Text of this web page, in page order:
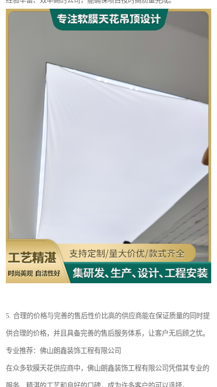
5. 合理的价格与完善的售后性价比高的供应商能在保证质量的同时提
供合理的价格，并且具备完善的售后服务体系，让客户无后顾之忧。
专业推荐：佛山朗鑫装饰工程有限公司
在众多软膜天花供应商中，佛山朗鑫装饰工程有限公司凭借其专业的
服务、精湛的工艺和良好的口碑，成为许多客户的可以选择。